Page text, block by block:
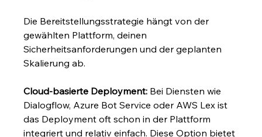
Die Bereitstellungsstrategie hängt von der
gewählten Plattform, deinen
Sicherheitsanforderungen und der geplanten
Skalierung ab.
Cloud-basierte Deployment: Bei Diensten wie
Dialogflow, Azure Bot Service oder AWS Lex ist
das Deployment oft schon in der Plattform
integriert und relativ einfach. Diese Option bietet